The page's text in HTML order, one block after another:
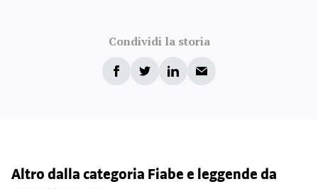
Condividi la storia
Altro dalla categoria Fiabe e leggende da